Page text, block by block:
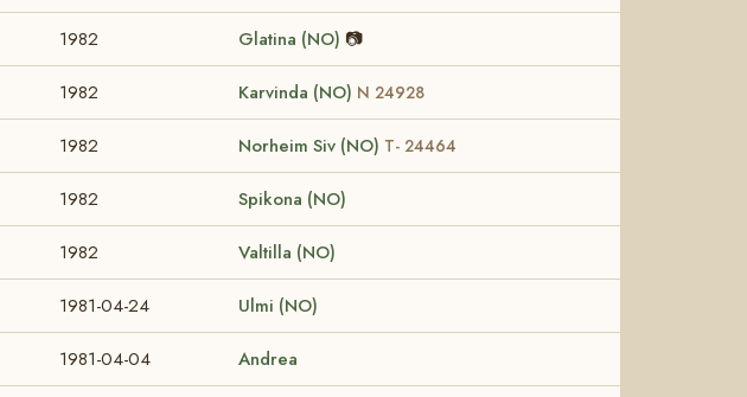
1982 Glatina (NO) 📷
1982 Karvinda (NO) N 24928
1982 Norheim Siv (NO) T- 24464
1982 Spikona (NO)
1982 Valtilla (NO)
1981-04-24 Ulmi (NO)
1981-04-04 Andrea